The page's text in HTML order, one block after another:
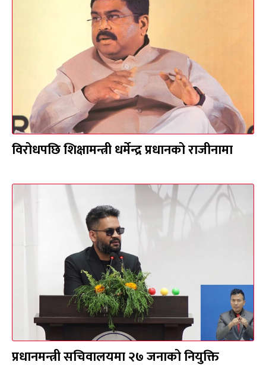
विरोधपछि शिक्षामन्त्री धर्मेन्द्र प्रधानको राजीनामा
प्रधानमन्त्री सचिवालयमा २७ जनाको नियुक्ति